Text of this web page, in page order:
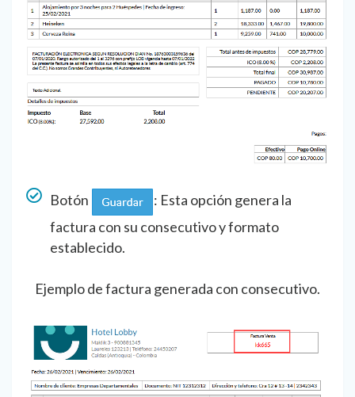
Botón
: Esta opción genera la
factura con su consecutivo y formato
establecido.
Ejemplo de factura generada con consecutivo.